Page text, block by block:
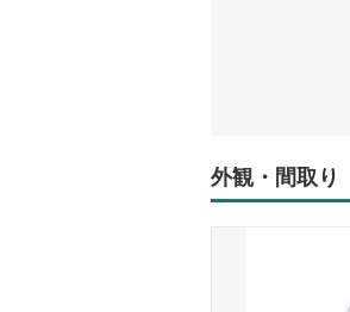
外観・間取り